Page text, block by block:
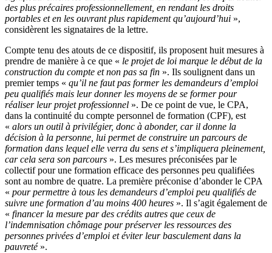
des plus précaires professionnellement, en rendant les droits
portables et en les ouvrant plus rapidement qu’aujourd’hui »,
considèrent les signataires de la lettre.
Compte tenu des atouts de ce dispositif, ils proposent huit mesures à
prendre de manière à ce que « le projet de loi marque le début de la
construction du compte et non pas sa fin ». Ils soulignent dans un
premier temps « qu’il ne faut pas former les demandeurs d’emploi
peu qualifiés mais leur donner les moyens de se former pour
réaliser leur projet professionnel ». De ce point de vue, le CPA,
dans la continuité du compte personnel de formation (CPF), est
« alors un outil à privilégier, donc à abonder, car il donne la
décision à la personne, lui permet de construire un parcours de
formation dans lequel elle verra du sens et s’impliquera pleinement,
car cela sera son parcours ». Les mesures préconisées par le
collectif pour une formation efficace des personnes peu qualifiées
sont au nombre de quatre. La première préconise d’abonder le CPA
« pour permettre à tous les demandeurs d’emploi peu qualifiés de
suivre une formation d’au moins 400 heures ». Il s’agit également de
« financer la mesure par des crédits autres que ceux de
l’indemnisation chômage pour préserver les ressources des
personnes privées d’emploi et éviter leur basculement dans la
pauvreté».